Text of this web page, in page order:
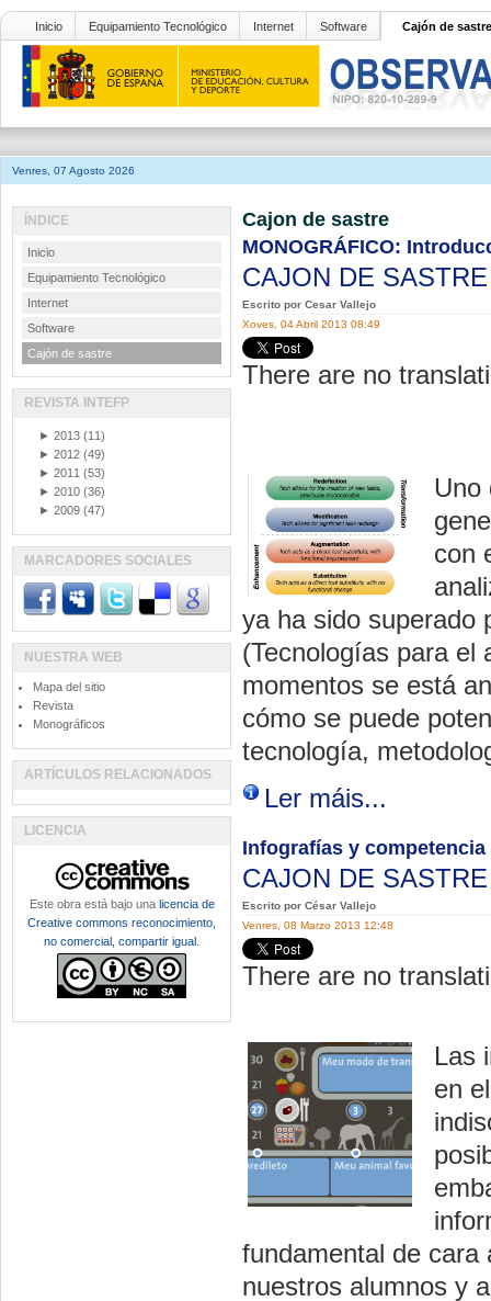
Inicio Equipamiento Tecnológico Internet Software Cajón de sastre
Venres, 07 Agosto 2026
Cajon de sastre
MONOGRÁFICO:
CAJON DE
Escrito por Cesar Vallejo
Xoves, 04 Abril 2013 08:49
There are no
Uno
con
ya ha sido superado
(Tecnologías para el
momentos se está
cómo se puede
tecnología,
Ler máis...
Infografías y
CAJON DE
Escrito por César Vallejo
Venres, 08 Marzo 2013 12:48
There are no
Las
en
fundamental de cara
nuestros alumnos y
ÍNDICE
Inicio
Equipamiento Tecnológico
Internet
Software
Cajón de sastre
REVISTA INTEFP
► 2013 (11)
► 2012 (49)
► 2011 (53)
► 2010 (36)
► 2009 (47)
MARCADORES SOCIALES
NUESTRA WEB
Mapa del sitio
Revista
Monográficos
ARTÍCULOS RELACIONADOS
LICENCIA
Este obra está bajo una licencia de
Creative commons reconocimiento,
no comercial, compartir igual